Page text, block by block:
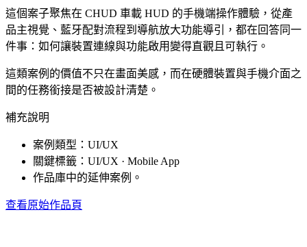
這個案子聚焦在 CHUD 車載 HUD 的手機端操作體驗，從產
品主視覺、藍牙配對流程到導航放大功能導引，都在回答同一
件事：如何讓裝置連線與功能啟用變得直觀且可執行。
這類案例的價值不只在畫面美感，而在硬體裝置與手機介面之
間的任務銜接是否被設計清楚。
補充說明
案例類型：UI/UX
關鍵標籤：UI/UX · Mobile App
作品庫中的延伸案例。
查看原始作品頁